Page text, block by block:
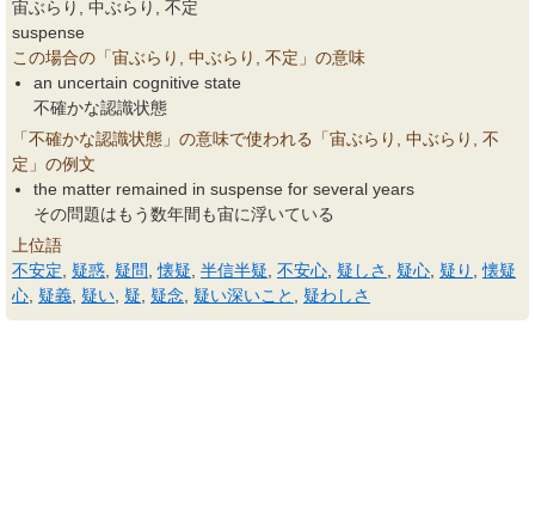
宙ぶらり, 中ぶらり, 不定
suspense
この場合の「宙ぶらり, 中ぶらり, 不定」の意味
an uncertain cognitive state
不確かな認識状態
「不確かな認識状態」の意味で使われる「宙ぶらり, 中ぶらり, 不
定」の例文
the matter remained in suspense for several years
その問題はもう数年間も宙に浮いている
上位語
不安定
疑惑 疑問 ,懐疑 半信半疑 不安心 疑しさ 疑心 疑り ,懐疑
心 疑義 疑い 疑 疑念 疑い深いこと 疑わしさ